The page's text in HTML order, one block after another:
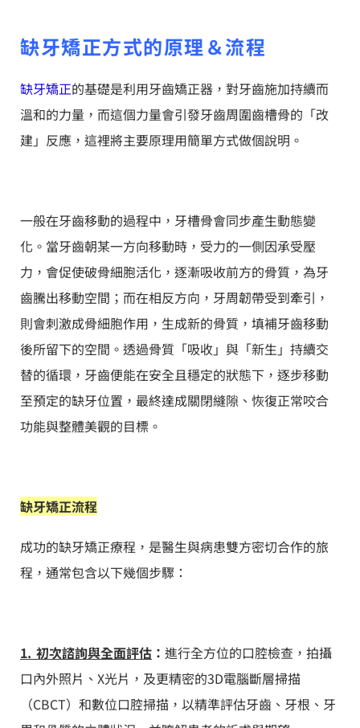
缺牙矯正方式的原理＆流程
缺牙矯正的基礎是利用牙齒矯正器，對牙齒施加持續而
溫和的力量，而這個力量會引發牙齒周圍齒槽骨的「改
建」反應，這裡將主要原理用簡單方式做個說明。
一般在牙齒移動的過程中，牙槽骨會同步產生動態變
化。當牙齒朝某一方向移動時，受力的一側因承受壓
力，會促使破骨細胞活化，逐漸吸收前方的骨質，為牙
齒騰出移動空間；而在相反方向，牙周韌帶受到牽引，
則會刺激成骨細胞作用，生成新的骨質，填補牙齒移動
後所留下的空間。透過骨質「吸收」與「新生」持續交
替的循環，牙齒便能在安全且穩定的狀態下，逐步移動
至預定的缺牙位置，最終達成關閉縫隙、恢復正常咬合
功能與整體美觀的目標。
缺牙矯正流程
成功的缺牙矯正療程，是醫生與病患雙方密切合作的旅
程，通常包含以下幾個步驟：
1. 初次諮詢與全面評估 ： 進行全方位的口腔檢查，拍攝
口內外照片、X光片，及更精密的3D電腦斷層掃描
（CBCT）和數位口腔掃描，以精準評估牙齒、牙根、牙